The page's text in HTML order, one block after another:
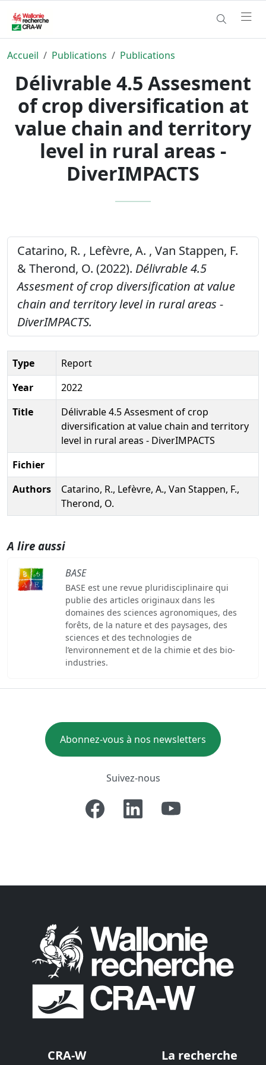
Accueil Publications Publications
Délivrable 4.5 Assesment
of crop diversification at
value chain and territory
level in rural areas -
DiverIMPACTS
Catarino, R. , Lefèvre, A. , Van Stappen, F.
& Therond, O. (2022). Délivrable 4.5
Assesment of crop diversification at value
chain and territory level in rural areas -
DiverIMPACTS.
Type
Report
Year
2022
Title
Délivrable 4.5 Assesment of crop
diversification at value chain and territory
level in rural areas - DiverIMPACTS
Fichier
Authors
Catarino, R., Lefèvre, A., Van Stappen, F.,
Therond, O.
A lire aussi
BASE
BASE est une revue pluridisciplinaire qui
publie des articles originaux dans les
domaines des sciences agronomiques, des
forêts, de la nature et des paysages, des
sciences et des technologies de
l’environnement et de la chimie et des bio-
industries.
Abonnez-vous à nos newsletters
Suivez-nous
CRA-W La recherche